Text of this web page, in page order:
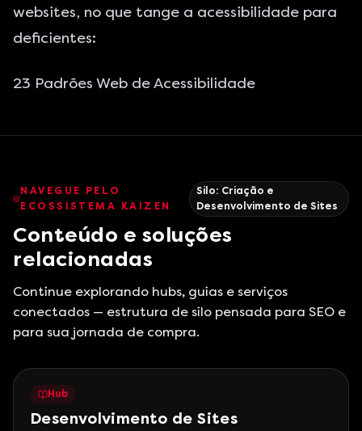
websites, no que tange a acessibilidade para
deficientes:
23 Padrões Web de Acessibilidade
NAVEGUE PELO
ECOSSISTEMA KAIZEN
Silo: Criação e
Desenvolvimento de Sites
Conteúdo e soluções
relacionadas
Continue explorando hubs, guias e serviços
conectados — estrutura de silo pensada para SEO e
para sua jornada de compra.
Hub
Desenvolvimento de Sites